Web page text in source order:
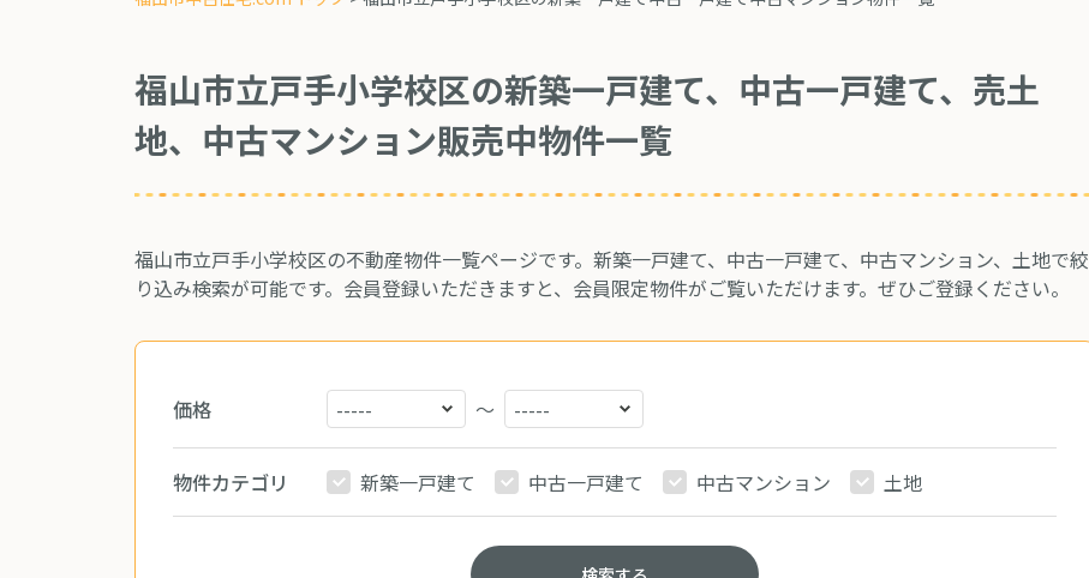
福山市立戸手小学校区の新築一戸建て、中古一戸建て、売土
地、中古マンション販売中物件一覧
福山市立戸手小学校区の不動産物件一覧ページです。新築一戸建て、中古一戸建て、中古マンション、土地で絞
り込み検索が可能です。会員登録いただきますと、会員限定物件がご覧いただけます。ぜひご登録ください。
価格 ～
物件カテゴリ 新築一戸建て 中古一戸建て 中古マンション 土地